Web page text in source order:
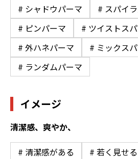
# シャドウパーマ
# スパイ
# ピンパーマ
# ツイストス
# 外ハネパーマ
# ミックス
# ランダムパーマ
イメージ
清潔感、爽やか、
# 清潔感がある
# 若く見せる